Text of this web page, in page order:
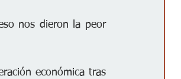
nos dieron la peor
económica tras